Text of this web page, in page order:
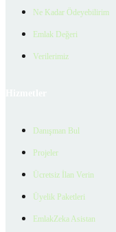
Ne Kadar Ödeyebilirim
Emlak Değeri
Verilerimiz
Danışman Bul
Projeler
Ücretsiz İlan Verin
Üyelik Paketleri
EmlakZeka Asistan